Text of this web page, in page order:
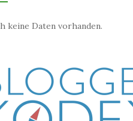
keine Daten vorhanden.